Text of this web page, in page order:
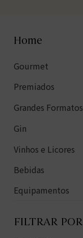
Home
Gourmet
Premiados
Grandes Formatos
Gin
Vinhos e Licores
Bebidas
Equipamentos
FILTRAR POR